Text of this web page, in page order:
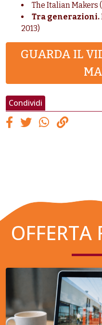
The Italian Makers
Tra generazioni.
2013)
GUARDA IL
Condividi